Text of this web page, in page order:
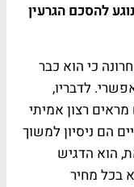
להסכם הגרעין
כי הוא כבר
לדבריו,
מראים רצון אמיתי
הם ניסיון למשוך
הוא הדגיש
בכל מחיר